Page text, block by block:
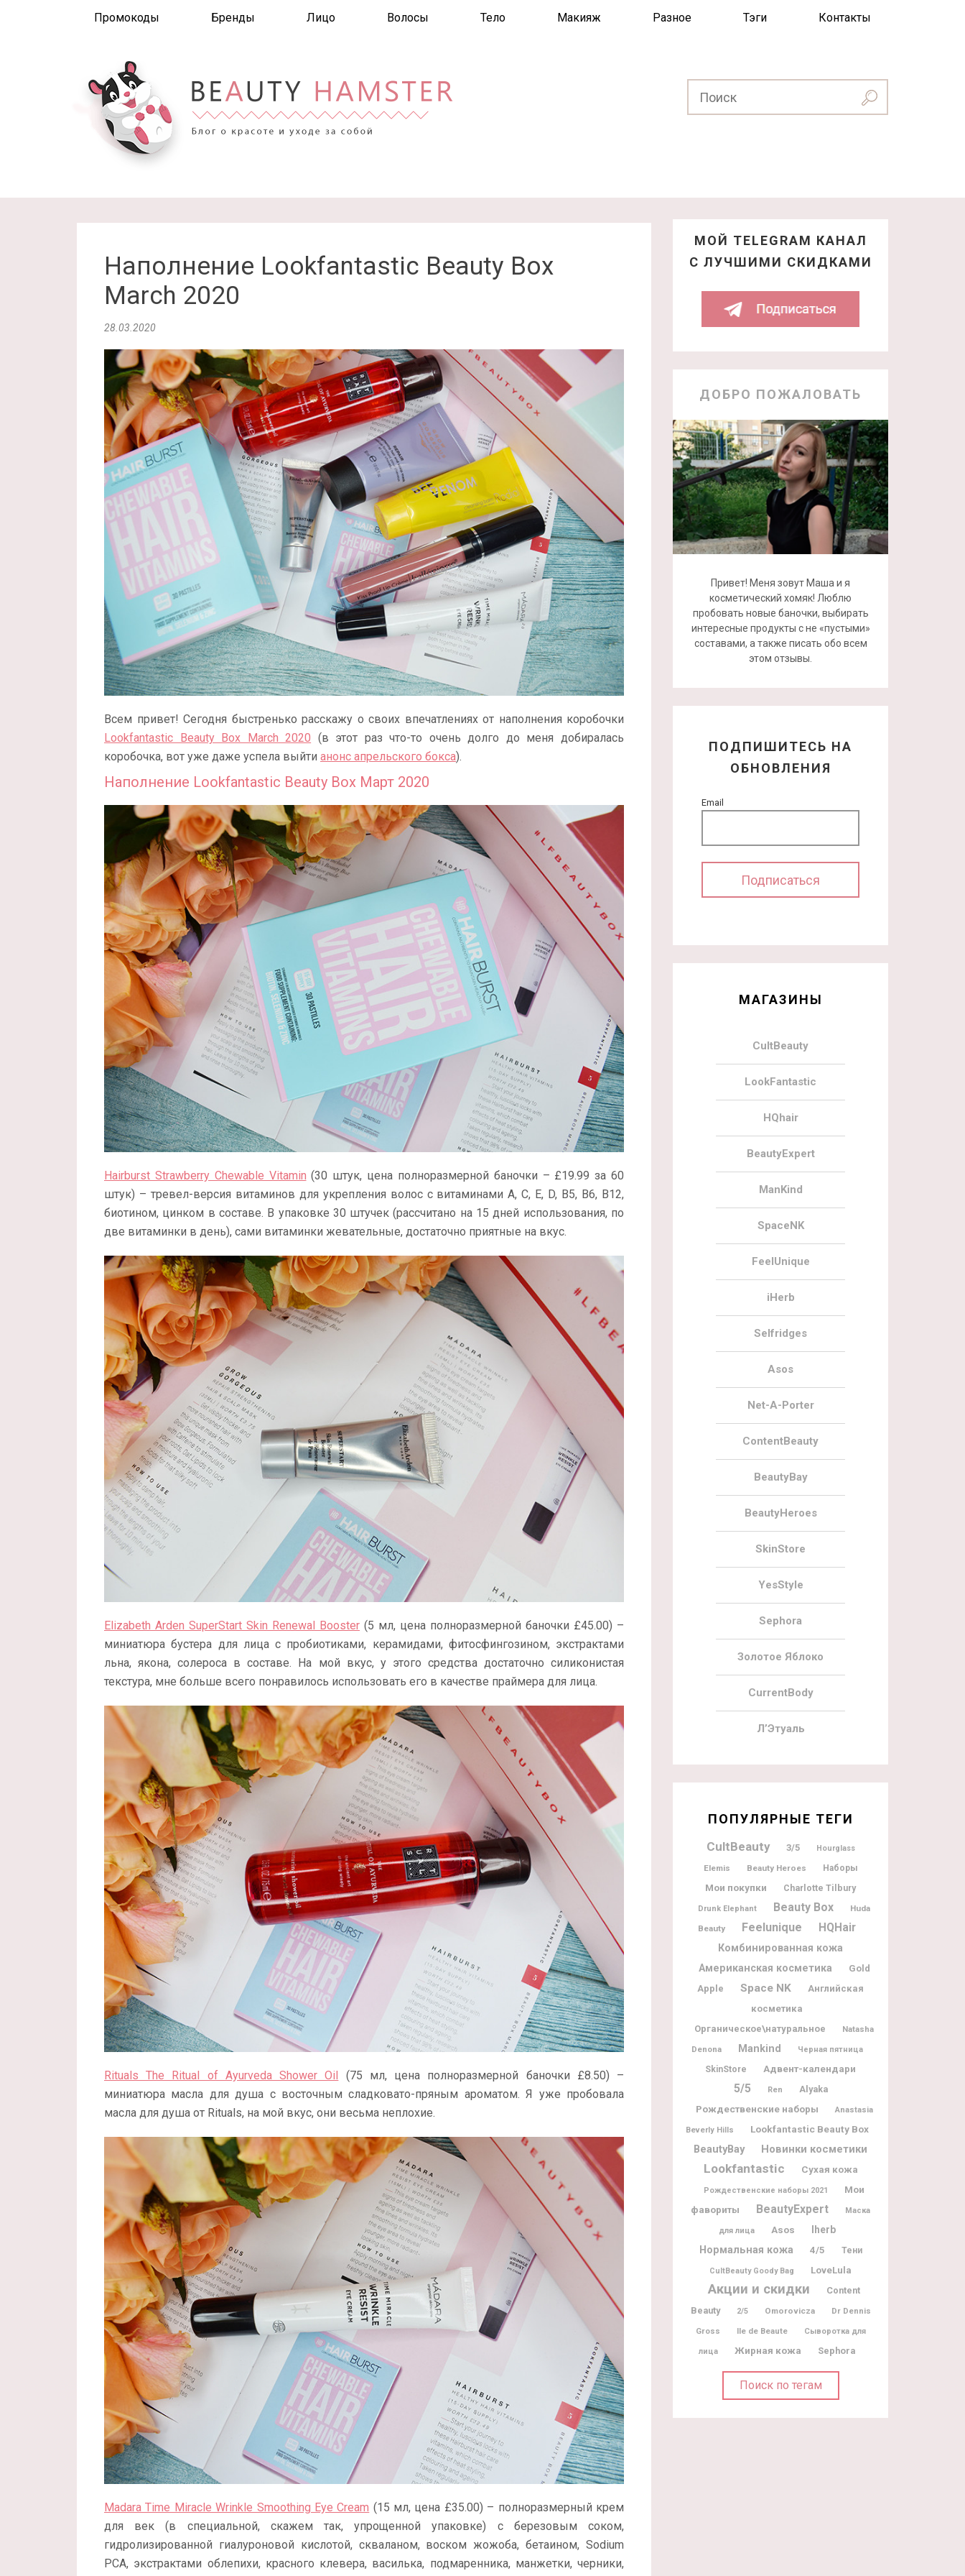
Промокоды Бренды Лицо Волосы Тело Макияж Разное Тэги Контакты
Наполнение Lookfantastic Beauty Box
March 2020
28.03.2020
Всем привет! Сегодня быстренько расскажу о своих впечатлениях от наполнения коробочки
Lookfantastic Beauty Box March 2020 (в этот раз что-то очень долго до меня добиралась
коробочка, вот уже даже успела выйти анонс апрельского бокса).
Наполнение Lookfantastic Beauty Box Март 2020
Hairburst Strawberry Chewable Vitamin (30 штук, цена полноразмерной баночки – £19.99 за 60
штук) – тревел-версия витаминов для укрепления волос с витаминами А, С, Е, D, В5, В6, В12,
биотином, цинком в составе. В упаковке 30 штучек (рассчитано на 15 дней использования, по
две витаминки в день), сами витаминки жевательные, достаточно приятные на вкус.
Elizabeth Arden SuperStart Skin Renewal Booster (5 мл, цена полноразмерной баночки £45.00) –
миниатюра бустера для лица с пробиотиками, керамидами, фитосфингозином, экстрактами
льна, якона, солероса в составе. На мой вкус, у этого средства достаточно силиконистая
текстура, мне больше всего понравилось использовать его в качестве праймера для лица.
Rituals The Ritual of Ayurveda Shower Oil
(75 мл, цена полноразмерной баночки £8.50) –
миниатюра масла для душа с восточным сладковато-пряным ароматом. Я уже пробовала
масла для душа от Rituals, на мой вкус, они весьма неплохие.
Madara Time Miracle Wrinkle Smoothing Eye Cream (15 мл, цена £35.00) – полноразмерный крем
для век (в специальной, скажем так, упрощенной упаковке) с березовым соком,
гидролизированной гиалуроновой кислотой, скваланом, воском жожоба, бетаином, Sodium
PCA, экстрактами облепихи, красного клевера, василька, подмаренника, манжетки, черники,
МОЙ TELEGRAM КАНАЛ
С ЛУЧШИМИ СКИДКАМИ
ДОБРО ПОЖАЛОВАТЬ
Привет! Меня зовут Маша и я
косметический хомяк! Люблю
пробовать новые баночки, выбирать
интересные продукты с не «пустыми»
составами, а также писать обо всем
этом отзывы.
ПОДПИШИТЕСЬ НА
ОБНОВЛЕНИЯ
Email
МАГАЗИНЫ
CultBeauty
LookFantastic
HQhair
BeautyExpert
ManKind
SpaceNK
FeelUnique
iHerb
Selfridges
Asos
Net-A-Porter
ContentBeauty
BeautyBay
BeautyHeroes
SkinStore
YesStyle
Sephora
Золотое Яблоко
CurrentBody
Л’Этуаль
ПОПУЛЯРНЫЕ ТЕГИ
CultBeauty 3/5 Hourglass
Elemis Beauty Heroes Наборы
Мои покупки Charlotte Tilbury
Drunk Elephant Beauty Box
Huda
Beauty
Feelunique HQHair
Комбинированная кожа
Американская косметика
Gold
Apple
Space NK
Английская
косметика
Органическое\натуральное
Natasha
Denona
Mankind Черная пятница
SkinStore Адвент-календари
5/5 Ren Alyaka
Рождественские наборы Anastasia
Beverly Hills Lookfantastic Beauty Box
BeautyBay Новинки косметики
Lookfantastic Сухая кожа
Рождественские наборы 2021
Мои
фавориты
BeautyExpert Маска
для лица Asos
Iherb
Нормальная кожа
4/5 Тени
CultBeauty Goody Bag LoveLula
Акции и скидки
Content
Beauty
2/5 Omorovicza
Dr Dennis
Gross
Ile de Beaute Сыворотка для
лица Жирная кожа Sephora
Поиск по тегам